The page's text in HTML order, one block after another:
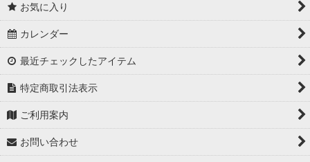
お気に入り
カレンダー
最近チェックしたアイテム
特定商取引法表示
ご利用案内
お問い合わせ